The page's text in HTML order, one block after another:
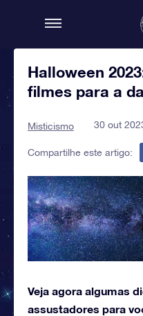
Halloween
filmes para a
Misticismo 30 out
Compartilhe este artigo:
Veja agora algumas
assustadores para